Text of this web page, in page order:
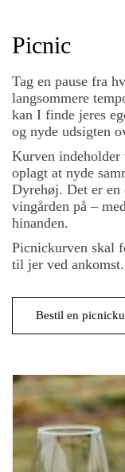
Picnic
Tag en pause fra
langsommere
kan I finde jeres
og nyde udsigten
Kurven indeholder
oplagt at nyde
Dyrehøj. Det er en
vingården på –
hinanden.
Picnickurven skal
til jer ved ankomst.
Bestil en